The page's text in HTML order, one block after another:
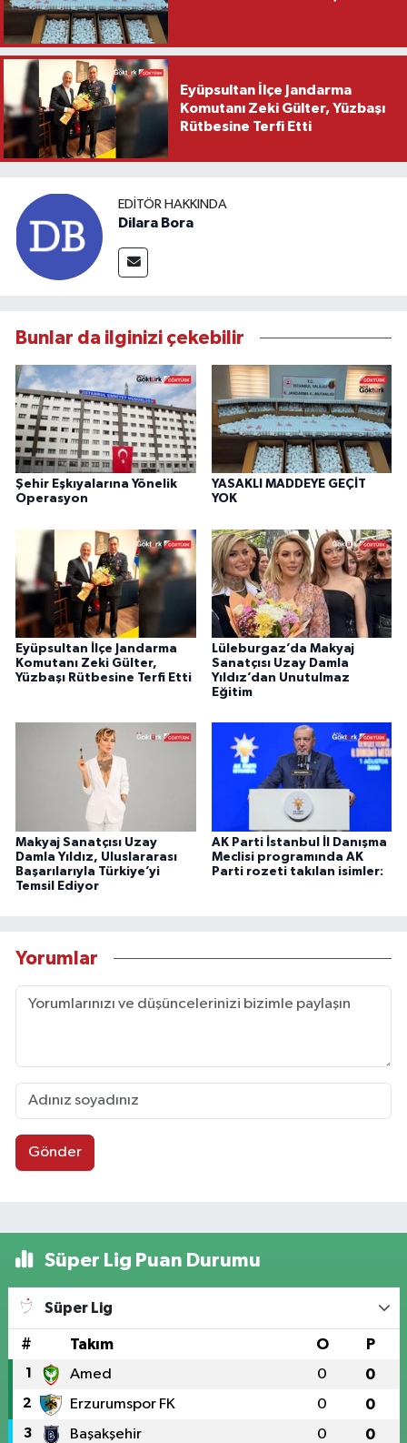
Eyüpsultan İlçe Jandarma
Komutanı Zeki Gülter, Yüzbaşı
Rütbesine Terfi Etti
EDITÖR HAKKINDA
Dilara Bora
Bunlar da ilginizi çekebilir
Şehir Eşkıyalarına Yönelik
Operasyon
YASAKLI MADDEYE GEÇİT
YOK
Eyüpsultan İlçe Jandarma
Komutanı Zeki Gülter,
Yüzbaşı Rütbesine Terfi Etti
Lüleburgaz’da Makyaj
Sanatçısı Uzay Damla
Yıldız’dan Unutulmaz
Eğitim
Makyaj Sanatçısı Uzay
Damla Yıldız, Uluslararası
Başarılarıyla Türkiye’yi
Temsil Ediyor
AK Parti İstanbul İl Danışma
Meclisi programında AK
Parti rozeti takılan isimler:
Yorumlar
Gönder
Süper Lig Puan Durumu
Süper Lig
# Takım O P
1 Amed 0 0
2 Erzurumspor FK 0 0
3 Başakşehir 0 0